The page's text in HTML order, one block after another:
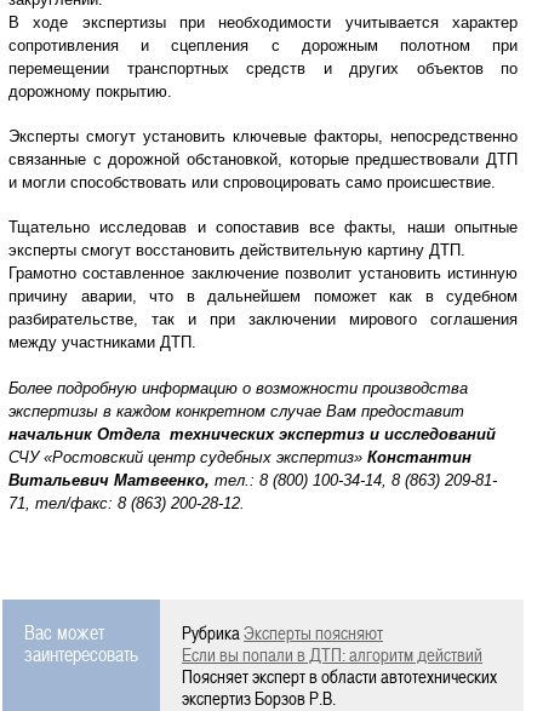
В ходе экспертизы при необходимости учитывается характер
сопротивления и сцепления с дорожным полотном при
перемещении транспортных средств и других объектов по
дорожному покрытию.
Эксперты смогут установить ключевые факторы, непосредственно
связанные с дорожной обстановкой, которые предшествовали ДТП
и могли способствовать или спровоцировать само происшествие.
Тщательно исследовав и сопоставив все факты, наши опытные
эксперты смогут восстановить действительную картину ДТП.
Грамотно составленное заключение позволит установить истинную
причину аварии, что в дальнейшем поможет как в судебном
разбирательстве, так и при заключении мирового соглашения
между участниками ДТП.
Более подробную информацию о возможности производства
экспертизы в каждом конкретном случае Вам предоставит
начальник Отдела технических экспертиз и исследований
СЧУ «Ростовский центр судебных экспертиз» Константин
Витальевич Матвеенко, тел.: 8 (800) 100-34-14, 8 (863) 209-81-
71, тел/факс: 8 (863) 200-28-12.
Вас может
заинтересовать
РубрикаЭксперты поясняют
Если вы попали в ДТП: алгоритм действий
Поясняет эксперт в области автотехнических
экспертиз Борзов Р.В.